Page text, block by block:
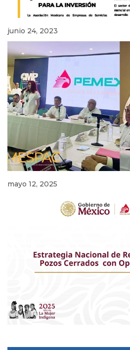
junio 24, 2023
mayo 12, 2025